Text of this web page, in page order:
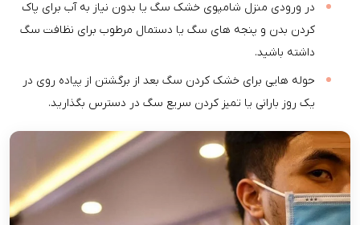
در ورودی منزل شامپوی خشک سگیا بدون نیاز به آب برای پاک
کردن بدن و پنجه های سگ یا دستمال مرطوب برای نظافت سگ
داشته باشید.
حوله هایی برای خشک کردن سگ بعد از برگشتن از پیاده روی در
یک روز بارانی یا تمیز کردن سریع سگ در دسترس بگذارید.